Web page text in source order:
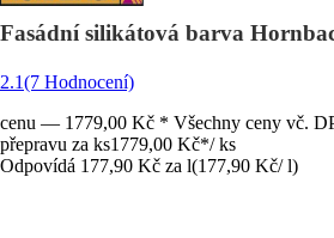
Fasádní silikátová barva
2.1(7 Hodnocení)
cenu — 1779,00 Kč * Všechny ceny vč.
přepravu za ks1779,00 Kč*/ ks
Odpovídá 177,90 Kč za l(177,90 Kč/ l)